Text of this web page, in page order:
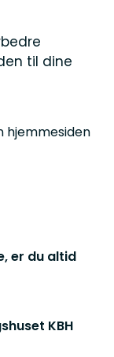
til dine
hjemmesiden
er du altid
KBH